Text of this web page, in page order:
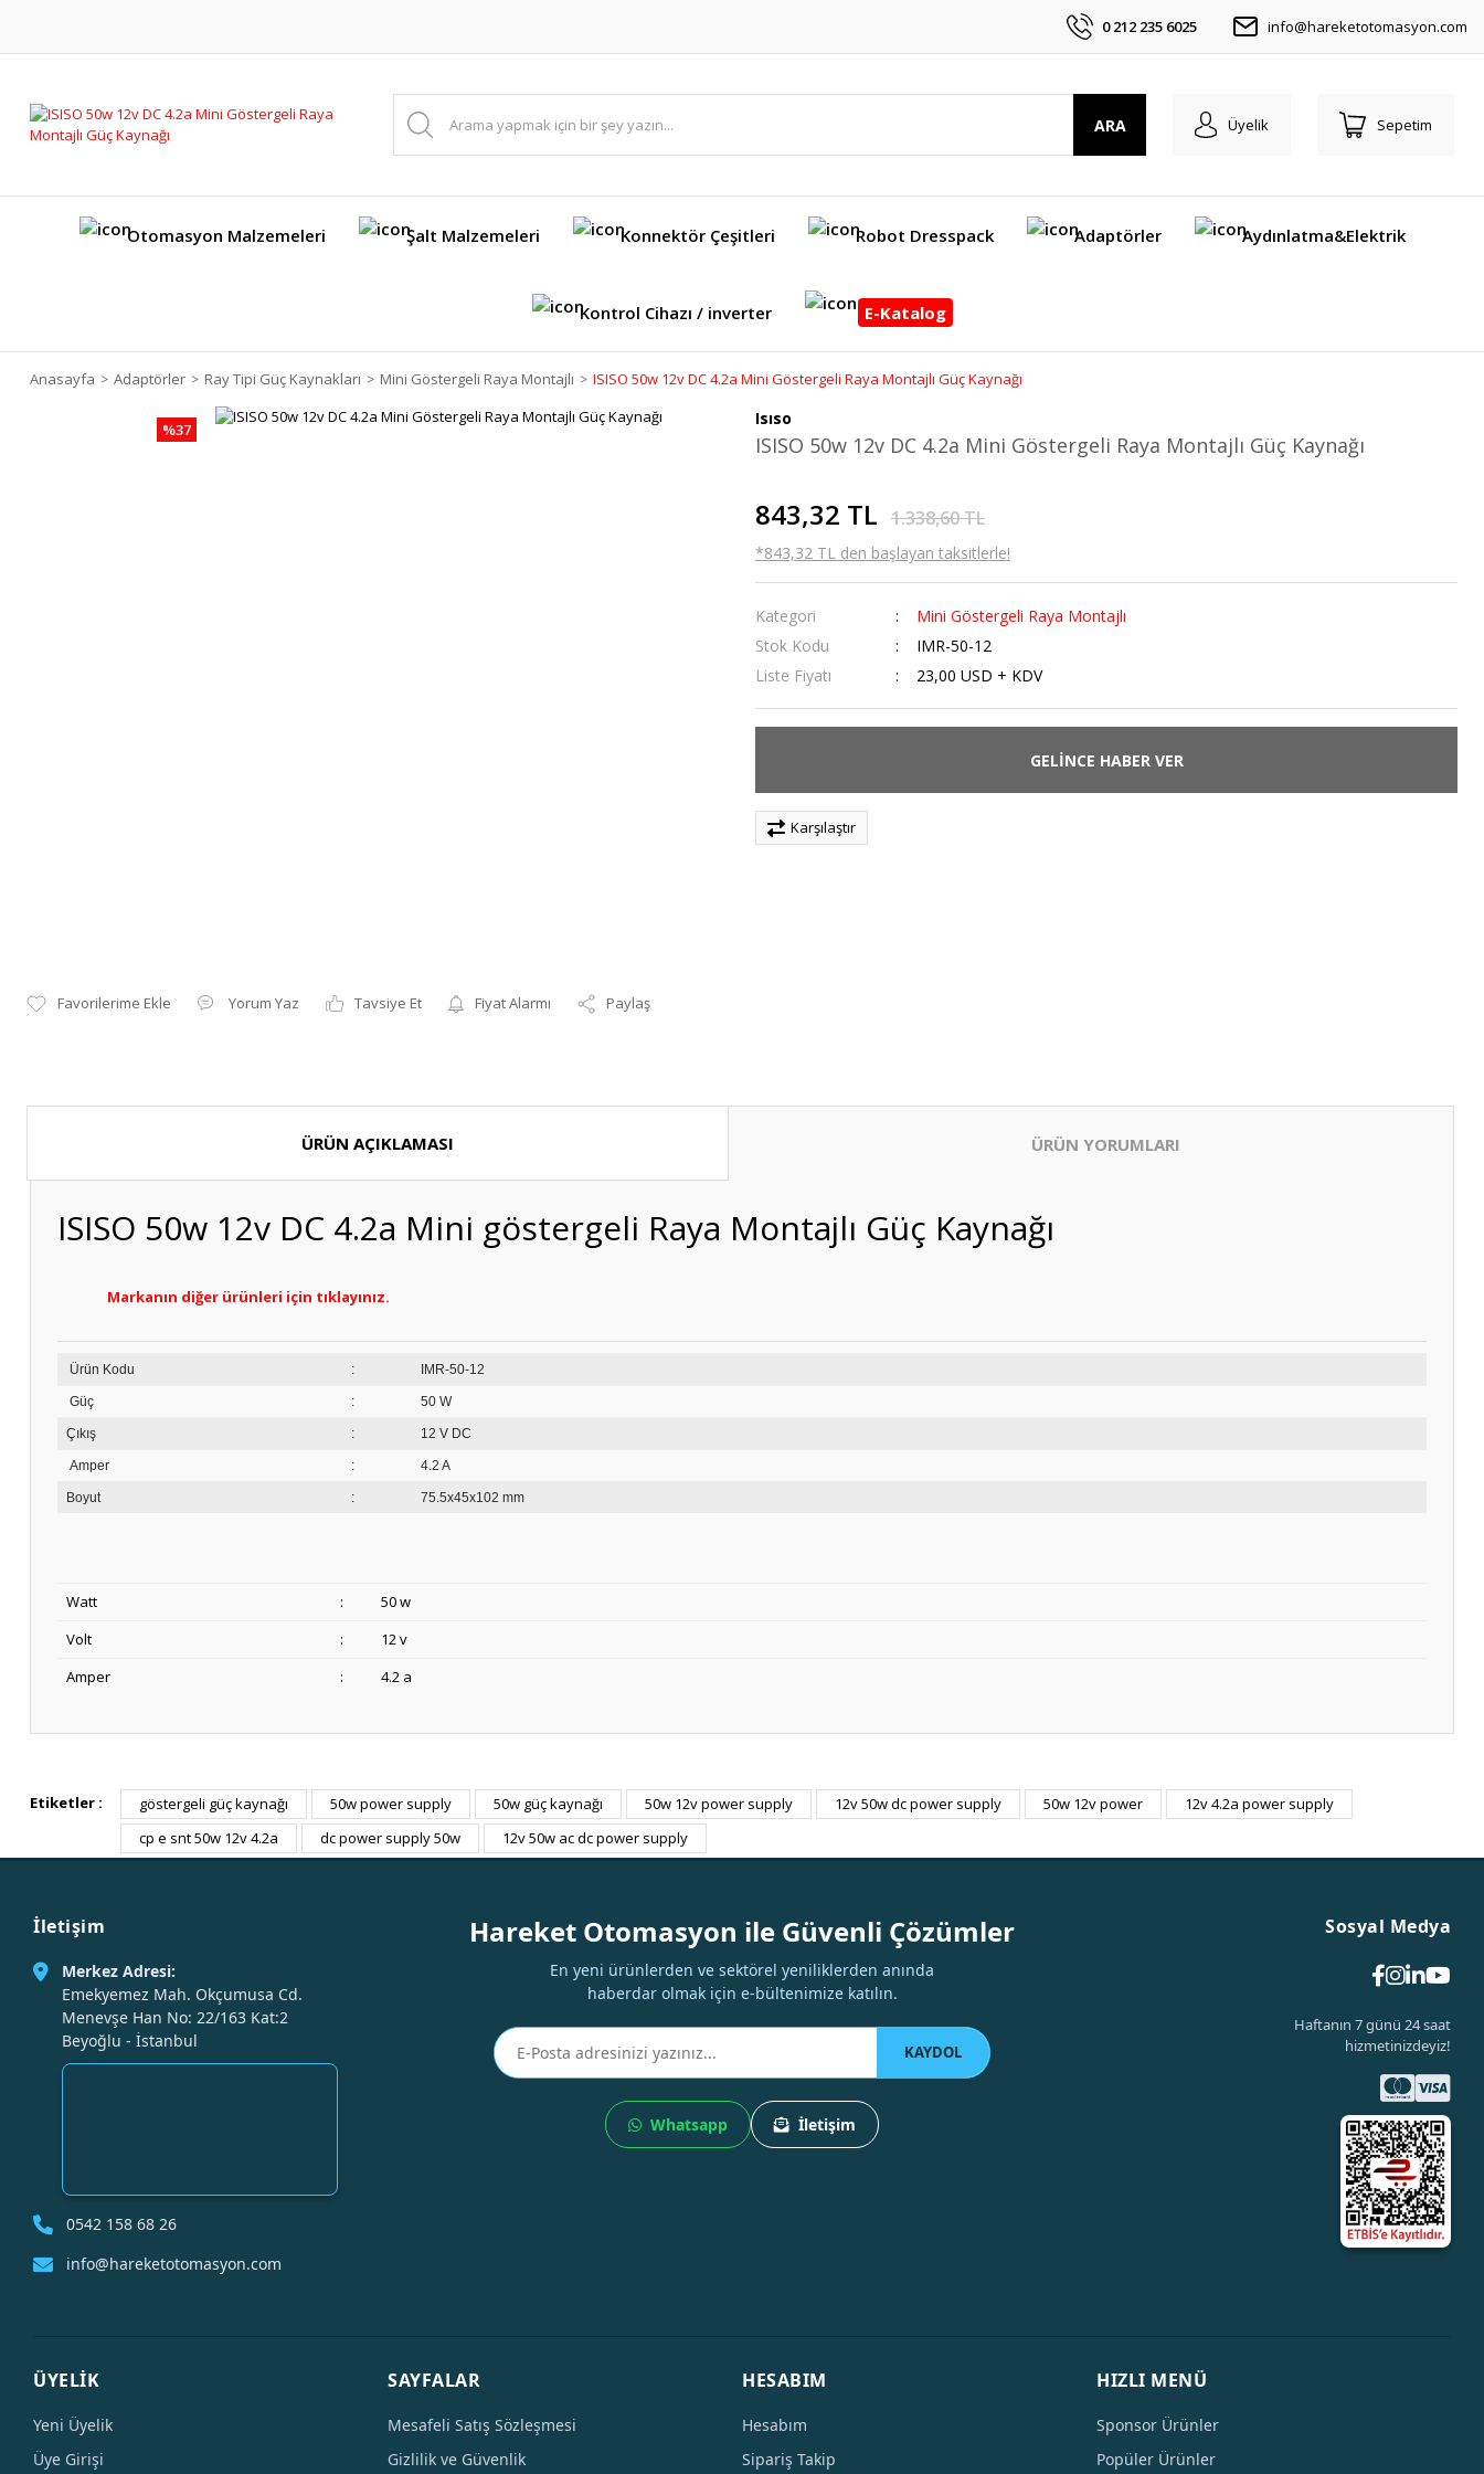
0 212 235 6025 info@hareketotomasyon.com
ARA Üyelik Sepetim
Otomasyon Malzemeleri Şalt Malzemeleri Konnektör Çeşitleri Robot Dresspack Adaptörler Aydınlatma&Elektrik
Kontrol Cihazı / inverter E-Katalog
Anasayfa Adaptörler Ray Tipi Güç Kaynakları Mini Göstergeli Raya Montajlı ISISO 50w 12v DC 4.2a Mini Göstergeli Raya Montajlı Güç Kaynağı
%37
Yorum Yaz Tavsiye Et Fiyat Alarmı Paylaş
Isıso
ISISO 50w 12v DC 4.2a Mini Göstergeli Raya Montajlı Güç Kaynağı
843,32 TL 1.338,60 TL
*843,32 TL den başlayan taksitlerle!
Kategori
Mini Göstergeli Raya Montajlı
Stok Kodu
IMR-50-12
Liste Fiyatı
23,00 USD + KDV
GELİNCE HABER VER
Karşılaştır
ÜRÜN AÇIKLAMASI ÜRÜN YORUMLARI
ISISO 50w 12v DC 4.2a Mini göstergeli Raya Montajlı Güç Kaynağı
Markanın diğer ürünleri için tıklayınız.
Ürün Kodu : IMR-50-12
Güç : 50 W
Çıkış : 12 V DC
Amper : 4.2 A
Boyut : 75.5x45x102 mm
Watt :
50 w
Volt
:
12 v
Amper
: 4.2 a
Bu ürüne ilk yorumu siz yapın!
Etiketler : göstergeli güç kaynağı 50w power supply 50w güç kaynağı 50w 12v power supply 12v 50w dc power supply 50w 12v power
12v 4.2a power supply
cp e snt 50w 12v 4.2a
dc power supply 50w 12v 50w ac dc power supply
İletişim
Merkez Adresi:
Emekyemez Mah. Okçumusa Cd.
Menevşe Han No: 22/163 Kat:2
Beyoğlu - İstanbul
0542 158 68 26
info@hareketotomasyon.com
Hareket Otomasyon ile Güvenli Çözümler
En yeni ürünlerden ve sektörel yeniliklerden anında
haberdar olmak için e-bültenimize katılın.
KAYDOL
Whatsapp İletişim
Sosyal Medya
Haftanın 7 günü 24 saat
hizmetinizdeyiz!
ÜYELİK
Yeni Üyelik
Üye Girişi
SAYFALAR
Mesafeli Satış Sözleşmesi
Gizlilik ve Güvenlik
HESABIM
Hesabım
Sipariş Takip
HIZLI MENÜ
Sponsor Ürünler
Popüler Ürünler